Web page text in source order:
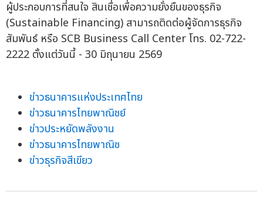
ผู้ประกอบการที่สนใจ สินเชื่อเพื่อความยั่งยืนของธุรกิจ
(Sustainable Financing) สามารถติดต่อผู้จัดการธุรกิจ
สัมพันธ์ หรือ SCB Business Call Center โทร. 02-722-
2222 ตั้งแต่วันนี้ - 30 มิถุนายน 2569
ข่าวธนาคารแห่งประเทศไทย
ข่าวธนาคารไทยพาณิชย์
ข่าวประหยัดพลังงาน
ข่าวธนาคารไทยพาณิช
ข่าวธุรกิจสีเขียว